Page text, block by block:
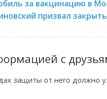
за вакцинацию в
призвал
с
защиты от него должно